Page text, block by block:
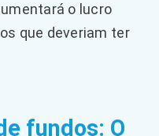
o lucro
que deveriam ter
fundos: O